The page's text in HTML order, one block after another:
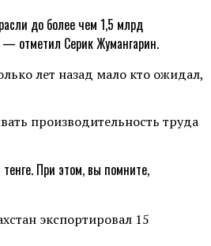
до более чем 1,5 млрд
— отметил Серик Жумангарин.
лет назад мало кто ожидал,
производительность труда
При этом, вы помните,
экспортировал 15